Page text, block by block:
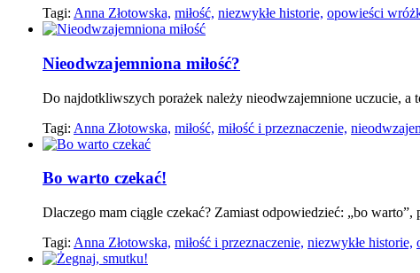
Tagi: Anna Złotowska, miłość, niezwykłe historie, opowieści
Nieodwzajemniona miłość?
Do najdotkliwszych porażek należy nieodwzajemnione uczucie, a
Tagi: Anna Złotowska, miłość, miłość i przeznaczenie,
Bo warto czekać!
Dlaczego mam ciągle czekać? Zamiast odpowiedzieć: „bo
Tagi: Anna Złotowska, miłość i przeznaczenie, niezwykłe historie,